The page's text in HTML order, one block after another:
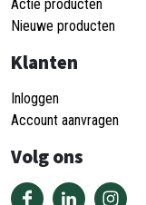
Actie producten
Nieuwe producten
Klanten
Inloggen
Account aanvragen
Volg ons